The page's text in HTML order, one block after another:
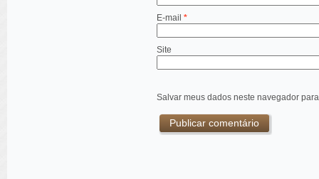
E-mail *
Site
Salvar meus dados neste navegador